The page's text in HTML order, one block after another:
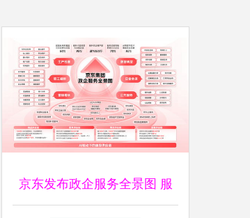
京东发布政企服务全景图 服